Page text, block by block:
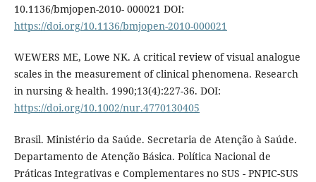
10.1136/bmjopen-2010- 000021 DOI:
https://doi.org/10.1136/bmjopen-2010-000021
WEWERS ME, Lowe NK. A critical review of visual analogue
scales in the measurement of clinical phenomena. Research
in nursing & health. 1990;13(4):227-36. DOI:
https://doi.org/10.1002/nur.4770130405
Brasil. Ministério da Saúde. Secretaria de Atenção à Saúde.
Departamento de Atenção Básica. Política Nacional de
Práticas Integrativas e Complementares no SUS - PNPIC-SUS